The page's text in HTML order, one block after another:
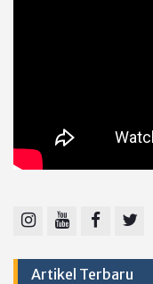
Artikel Terbaru